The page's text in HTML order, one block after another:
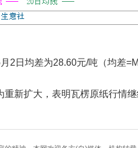
2日均差为28.60元/吨（均差
重新扩大，表明瓦楞原纸行情